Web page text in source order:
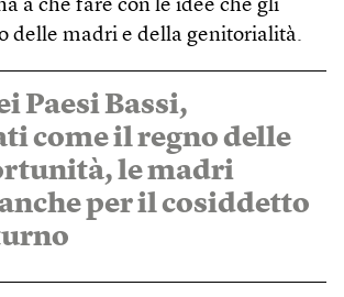
a che fare con le idee che gli
delle madri e della genitorialità.
Paesi Bassi,
come il regno delle
le madri
per il cosiddetto